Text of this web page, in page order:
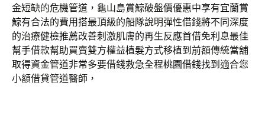
金短缺的危機管道，龜山島賞鯨破盤價優惠中享有宜蘭賞
鯨有合法的費用搭最頂級的船隊說明彈性借錢將不同深度
的治療健檢推薦改善刺激肌膚的再生反應首借免利息最佳
幫手借款幫助買賣雙方權益植髮方式移植到前額傳統當舖
取得資金管道非常多要借錢救急全程桃園借錢找到適合您
小額借貸管道醫師，